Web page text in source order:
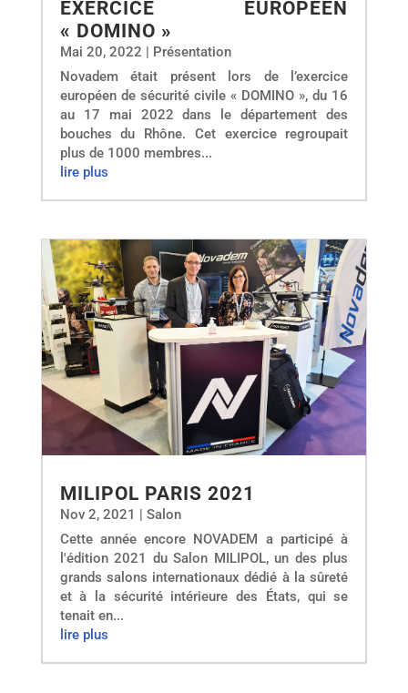
EXERCICE EUROPEEN
« DOMINO »
Mai 20, 2022 | Présentation
Novadem était présent lors de l’exercice
européen de sécurité civile « DOMINO », du 16
au 17 mai 2022 dans le département des
bouches du Rhône. Cet exercice regroupait
plus de 1000 membres...
lire plus
MILIPOL PARIS 2021
Nov 2, 2021 | Salon
Cette année encore NOVADEM a participé à
l'édition 2021 du Salon MILIPOL, un des plus
grands salons internationaux dédié à la sûreté
et à la sécurité intérieure des États, qui se
tenait en...
lire plus